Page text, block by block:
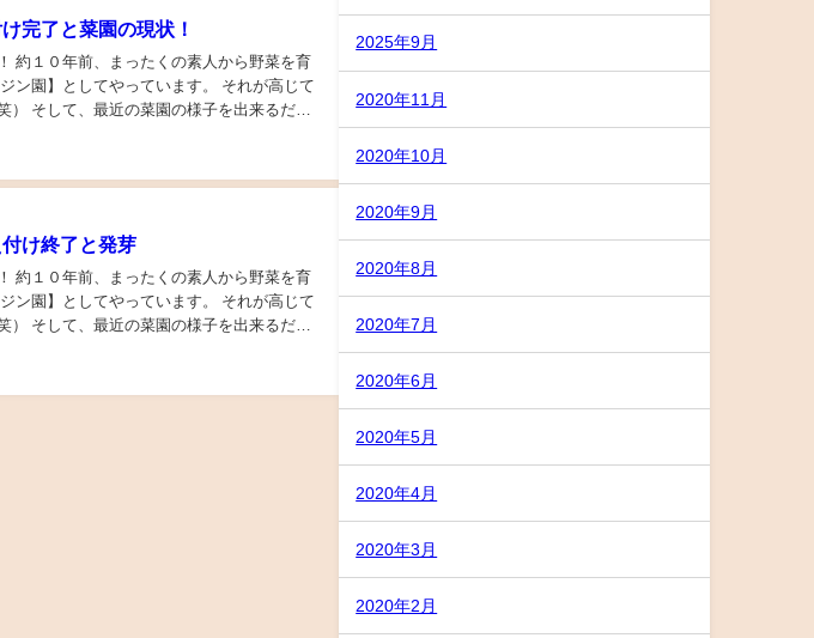
完了と菜園の現状！
１０年前、まったくの素人から野菜を育
ン園】としてやっています。 それが高じて
） そして、最近の菜園の様子を出来るだけ
け終了と発芽
１０年前、まったくの素人から野菜を育
ン園】としてやっています。 それが高じて
） そして、最近の菜園の様子を出来るだけ
2025年9月
2020年11月
2020年10月
2020年9月
2020年8月
2020年7月
2020年6月
2020年5月
2020年4月
2020年3月
2020年2月